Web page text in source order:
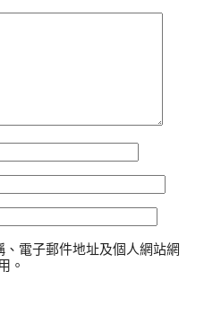
電子郵件地址及個人網站網
。